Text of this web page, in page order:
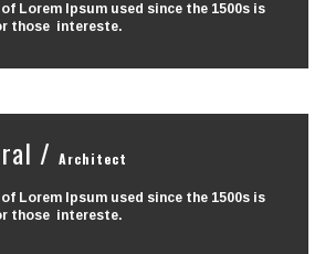
Lorem Ipsum used since the 1500s is
those intereste.
/ Architect
Lorem Ipsum used since the 1500s is
those intereste.